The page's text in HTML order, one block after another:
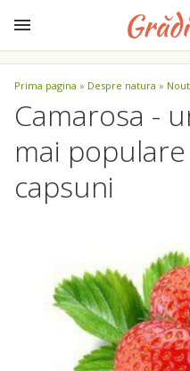
Prima pagina » Despre natura »
Camarosa -
mai
capsuni